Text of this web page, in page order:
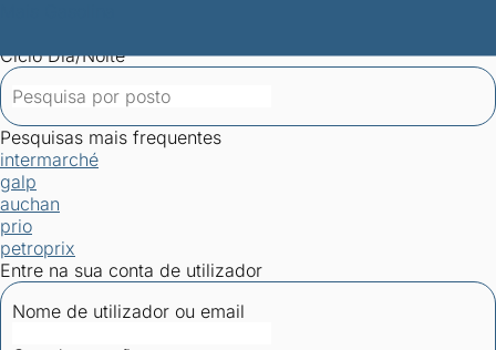
Ciclo Dia/Noite
Pesquisas mais frequentes
intermarché
galp
auchan
prio
petroprix
Entre na sua conta de utilizador
Nome de utilizador ou email